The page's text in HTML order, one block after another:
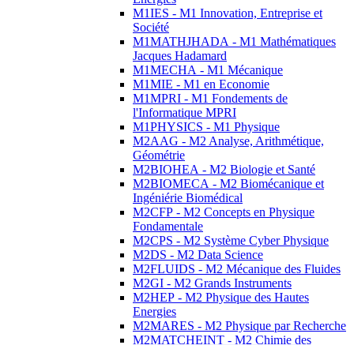
M1IES - M1 Innovation, Entreprise et
Société
M1MATHJHADA - M1 Mathématiques
Jacques Hadamard
M1MECHA - M1 Mécanique
M1MIE - M1 en Economie
M1MPRI - M1 Fondements de
l'Informatique MPRI
M1PHYSICS - M1 Physique
M2AAG - M2 Analyse, Arithmétique,
Géométrie
M2BIOHEA - M2 Biologie et Santé
M2BIOMECA - M2 Biomécanique et
Ingéniérie Biomédical
M2CFP - M2 Concepts en Physique
Fondamentale
M2CPS - M2 Système Cyber Physique
M2DS - M2 Data Science
M2FLUIDS - M2 Mécanique des Fluides
M2GI - M2 Grands Instruments
M2HEP - M2 Physique des Hautes
Energies
M2MARES - M2 Physique par Recherche
M2MATCHEINT - M2 Chimie des